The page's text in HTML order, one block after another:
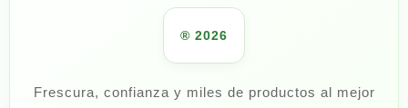
® 2026
Frescura, confianza y miles de productos al mejor